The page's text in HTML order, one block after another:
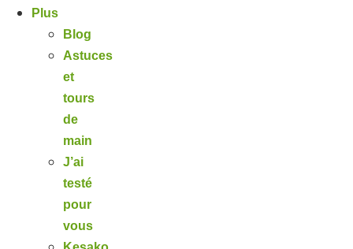
Plus
Blog
Astuces
et
tours
de
main
J’ai
testé
pour
vous